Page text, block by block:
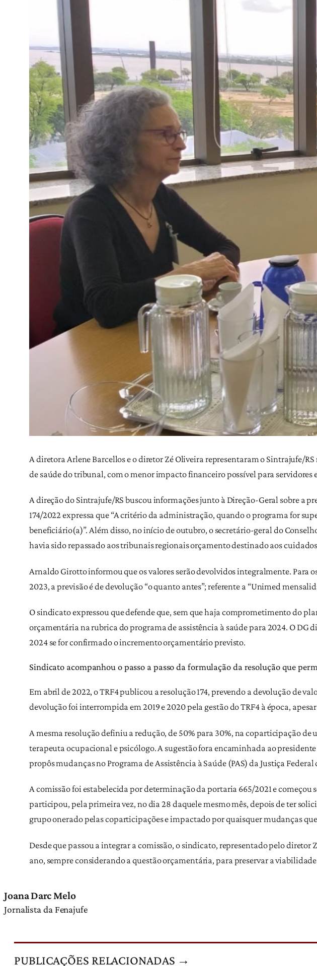
A diretora Arlene Barcellos e o diretor Zé Oliveira representaram o Sintrajufe/
de saúde do tribunal, com o menor impacto financeiro possível para servidores
A direção do Sintrajufe/RS buscou informações junto à Direção-Geral sobre a
174/2022 expressa que “A critério da administração, quando o programa for
beneficiário(a)”. Além disso, no início de outubro, o secretário-geral do
havia sido repassado aos tribunais regionais orçamento destinado aos
Arnaldo Girotto informou que os valores serão devolvidos integralmente. Para
2023, a previsão é de devolução “o quanto antes”; referente a “Unimed
O sindicato expressou que defende que, sem que haja comprometimento do
orçamentária na rubrica do programa de assistência à saúde para 2024. O
2024 se for confirmado o incremento orçamentário previsto.
Sindicato acompanhou o passo a passo da formulação da resolução que
Em abril de 2022, o TRF4 publicou a resolução 174, prevendo a devolução de
devolução foi interrompida em 2019 e 2020 pela gestão do TRF4 à época,
A mesma resolução definiu a redução, de 50% para 30%, na coparticipação
terapeuta ocupacional e psicólogo. A sugestão fora encaminhada ao
propôs mudanças no Programa de Assistência à Saúde (PAS) da Justiça
A comissão foi estabelecida por determinação da portaria 665/2021 e começou
participou, pela primeira vez, no dia 28 daquele mesmo mês, depois de ter
grupo onerado pelas coparticipações e impactado por quaisquer mudanças que
Desde que passou a integrar a comissão, o sindicato, representado pelo
ano, sempre considerando a questão orçamentária, para preservar a
Joana Darc Melo
Jornalista da Fenajufe
PUBLICAÇÕES RELACIONADAS →